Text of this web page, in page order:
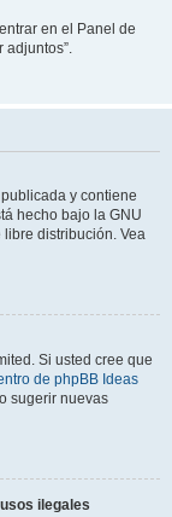
en el Panel de
adjuntos”.
y contiene
hecho bajo la GNU
distribución. Vea
Si usted cree que
de phpBB Ideas
sugerir nuevas
ilegales